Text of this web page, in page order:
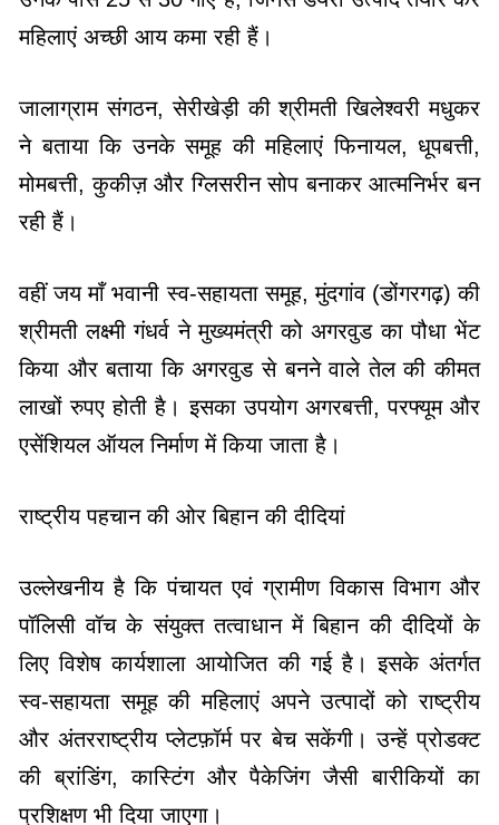
जालाग्राम संगठन, सेरीखेड़ी की श्रीमती खिलेश्वरी मधुकर
मोमबत्ती, कुकीज़ और ग्लिसरीन सोप बनाकर आत्मनिर्भर बन
रही हैं।
वहीं जय माँ भवानी स्व-सहायता समूह, मुंदगांव (डोंगरगढ़) की
किया और बताया कि अगरवुड से बनने वाले तेल की कीमत
लाखों रुपए होती है। इसका उपयोग अगरबत्ती, परफ्यूम और
एसेंशियल ऑयल निर्माण में किया जाता है।
राष्ट्रीय पहचान की ओर बिहान की दीदियां
उल्लेखनीय है कि पंचायत एवं ग्रामीण विकास विभाग और
लिए विशेष कार्यशाला आयोजित की गई है। इसके अंतर्गत
स्व-सहायता समूह की महिलाएं अपने उत्पादों को राष्ट्रीय
और अंतरराष्ट्रीय प्लेटफ़ॉर्म पर बेच सकेंगी। उन्हें प्रोडक्ट
की ब्रांडिंग, कास्टिंग और पैकेजिंग जैसी बारीकियों का
प्रशिक्षण भी दिया जाएगा।
कार्यक्रम में पंचायत एवं ग्रामीण विकास विभाग की प्रमुख